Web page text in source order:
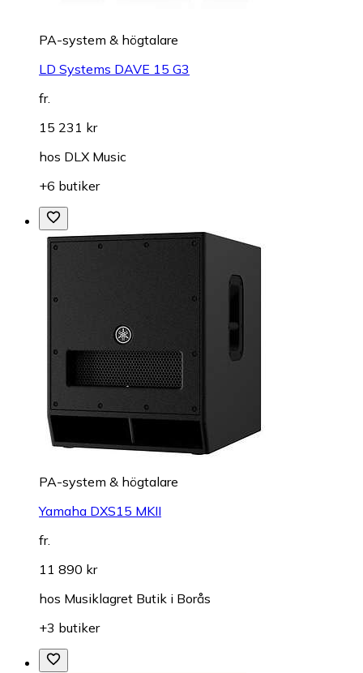
PA-system & högtalare
LD Systems DAVE 15 G3
fr.
15 231 kr
hos DLX Music
+6 butiker
PA-system & högtalare
Yamaha DXS15 MKII
fr.
11 890 kr
hos Musiklagret Butik i Borås
+3 butiker